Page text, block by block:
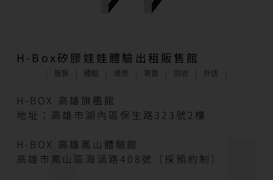
H-Box矽膠娃娃體驗出租販售館
販售 體驗 維修 寄賣 回收 外送
H-BOX 高雄旗艦館
地址：高雄市湖內區保生路323號2樓
H-BOX 高雄鳳山體驗館
高雄市鳳山區海涵路408號（採預約制）